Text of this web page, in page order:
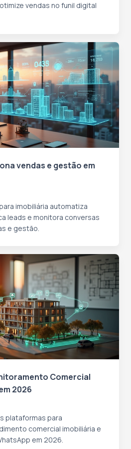
vendas no funil digital
vendas e gestão em
imobiliária automatiza
leads e monitora conversas
e gestão.
Comercial
2026
plataformas para
comercial imobiliária e
em 2026.